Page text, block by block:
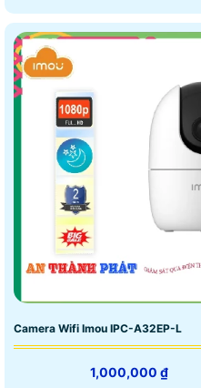
Camera Wifi Imou IPC-A32EP-L
1,000,000 ₫